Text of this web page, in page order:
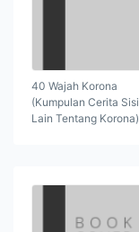
40 Wajah Korona
(Kumpulan Cerita Sisi
Lain Tentang Korona)